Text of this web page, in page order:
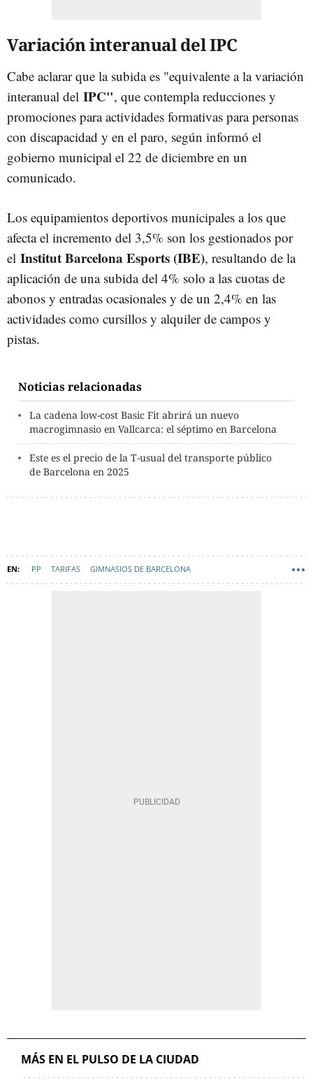
Variación interanual del IPC
Cabe aclarar que la subida es "equivalente a la variación
interanual del IPC", que contempla reducciones y
promociones para actividades formativas para personas
con discapacidad y en el paro, según informó el
gobierno municipal el 22 de diciembre en un
comunicado.
Los equipamientos deportivos municipales a los que
afecta el incremento del 3,5% son los gestionados por
el Institut Barcelona Esports (IBE), resultando de la
aplicación de una subida del 4% solo a las cuotas de
abonos y entradas ocasionales y de un 2,4% en las
actividades como cursillos y alquiler de campos y
pistas.
Noticias relacionadas
La cadena low-cost Basic Fit abrirá un nuevo
macrogimnasio en Vallcarca: el séptimo en Barcelona
Este es el precio de la T-usual del transporte público
de Barcelona en 2025
PP TARIFAS GIMNASIOS DE BARCELONA
MÁS EN EL PULSO DE LA CIUDAD